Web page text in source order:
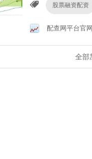
股票融资配资
配查网平台官网
全部